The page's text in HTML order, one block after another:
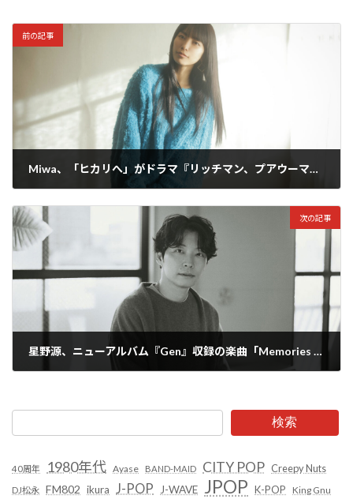
前の記事
Miwa、「ヒカリへ」がドラマ『リッチマン、プアウーマン』スペシャルコラボで蘇る！ドラマ名場面でつづったMVが公開！
次の記事
星野源、ニューアルバム『Gen』収録の楽曲「Memories (feat. UMI, Camilo)」のMVを公開！
検索
40周年 1980年代 Ayase BAND-MAID CITY POP Creepy Nuts
DJ松永 FM802 ikura J-POP J-WAVE JPOP K-POP
King Gnu